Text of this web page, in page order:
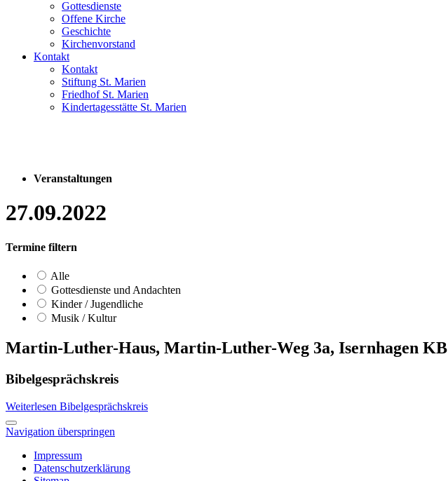
Gottesdienste
Offene Kirche
Geschichte
Kirchenvorstand
Kontakt
Kontakt
Stiftung St. Marien
Friedhof St. Marien
Kindertagesstätte St. Marien
Veranstaltungen
27.09.2022
Termine filtern
Alle
Gottesdienste und Andachten
Kinder / Jugendliche
Musik / Kultur
Martin-Luther-Haus, Martin-Luther-Weg 3a, Isernhagen KB
Bibelgesprächskreis
Weiterlesen Bibelgesprächskreis
Navigation überspringen
Impressum
Datenschutzerklärung